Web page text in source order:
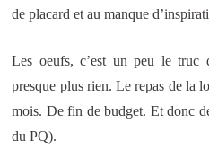
de placard et au manque
Les oeufs, c’est un peu le truc
presque plus rien. Le repas de la
mois. De fin de budget. Et donc
du PQ).